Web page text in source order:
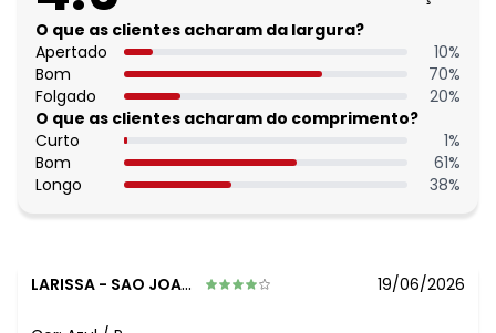
O que as clientes acharam da largura?
Apertado
10%
Bom
70%
Folgado
20%
O que as clientes acharam do comprimento?
Curto
1%
Bom
61%
Longo
38%
LARISSA - SAO JOAQUIM DE BICAS - MG 19/06/2026